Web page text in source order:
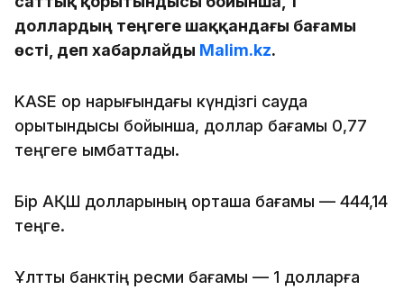
доллардың теңгеге шаққандағы бағамы
өсті, деп хабарлайды Malim.kz.
KASE қор нарығындағы күндізгі сауда
қорытындысы бойынша, доллар бағамы 0,77
теңгеге қымбаттады.
Бір АҚШ долларының орташа бағамы — 444,14
теңге.
Ұлттық банктің ресми бағамы — 1 долларға